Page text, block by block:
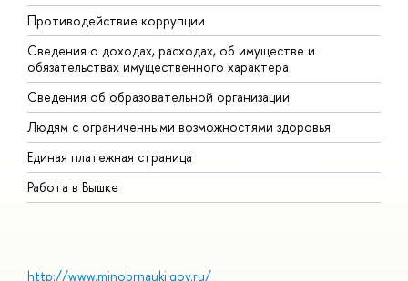
Противодействие коррупции
Сведения о доходах, расходах, об имуществе и
обязательствах имущественного характера
Сведения об образовательной организации
Людям с ограниченными возможностями здоровья
Единая платежная страница
Работа в Вышке
http://www.minobrnauki.gov.ru/